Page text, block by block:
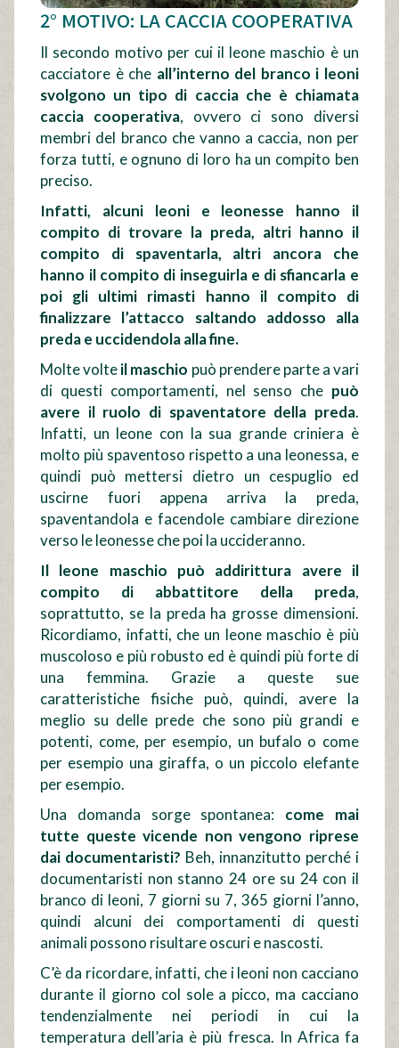
2° MOTIVO: LA CACCIA COOPERATIVA
Il secondo motivo per cui il leone maschio è un
cacciatore è che all’interno del branco i leoni
svolgono un tipo di caccia che è chiamata
caccia cooperativa, ovvero ci sono diversi
membri del branco che vanno a caccia, non per
forza tutti, e ognuno di loro ha un compito ben
preciso.
Infatti, alcuni leoni e leonesse hanno il
compito di trovare la preda, altri hanno il
compito di spaventarla, altri ancora che
hanno il compito di inseguirla e di sfiancarla e
poi gli ultimi rimasti hanno il compito di
finalizzare l’attacco saltando addosso alla
preda e uccidendola alla fine.
Molte volteil maschio può prendere parte a vari
di questi comportamenti, nel senso che può
avere il ruolo di spaventatore della preda.
Infatti, un leone con la sua grande criniera è
molto più spaventoso rispetto a una leonessa, e
quindi può mettersi dietro un cespuglio ed
uscirne fuori appena arriva la preda,
spaventandola e facendole cambiare direzione
verso le leonesse che poi la uccideranno.
Il leone maschio può addirittura avere il
compito di abbattitore della preda,
soprattutto, se la preda ha grosse dimensioni.
Ricordiamo, infatti, che un leone maschio è più
muscoloso e più robusto ed è quindi più forte di
una femmina. Grazie a queste sue
caratteristiche fisiche può, quindi, avere la
meglio su delle prede che sono più grandi e
potenti, come, per esempio, un bufalo o come
per esempio una giraffa, o un piccolo elefante
per esempio.
Una domanda sorge spontanea: come mai
tutte queste vicende non vengono riprese
dai documentaristi? Beh, innanzitutto perché i
documentaristi non stanno 24 ore su 24 con il
branco di leoni, 7 giorni su 7, 365 giorni l’anno,
quindi alcuni dei comportamenti di questi
animali possono risultare oscuri e nascosti.
C’è da ricordare, infatti, che i leoni non cacciano
durante il giorno col sole a picco, ma cacciano
tendenzialmente nei periodi in cui la
temperatura dell’aria è più fresca. In Africa fa